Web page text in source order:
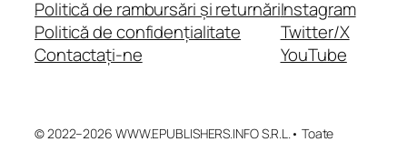
Politică de rambursări și returnări
Politică de confidențialitate
Contactați-ne
Instagram
Twitter/X
YouTube
© 2022–2026 WWW.EPUBLISHERS.INFO S.R.L.• Toate